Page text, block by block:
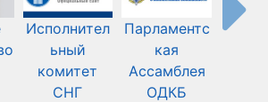
Исполнител
ьный
комитет
СНГ
Парламентс
кая
Ассамблея
ОДКБ